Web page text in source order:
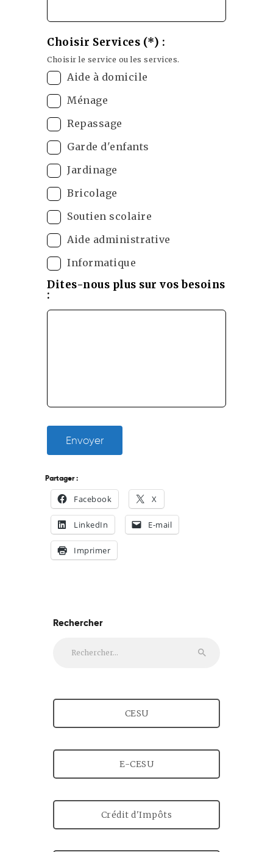
Choisir Services (*) :
Choisir le service ou les services.
Aide à domicile
Ménage
Repassage
Garde d'enfants
Jardinage
Bricolage
Soutien scolaire
Aide administrative
Informatique
Dites-nous plus sur vos besoins
:
Envoyer
Partager :
Facebook X
LinkedIn E-mail
Imprimer
Rechercher
CESU
E-CESU
Crédit d'Impôts